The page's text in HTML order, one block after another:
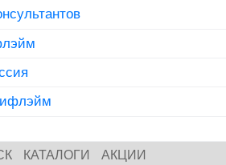
КАТАЛОГИ
АКЦИИ